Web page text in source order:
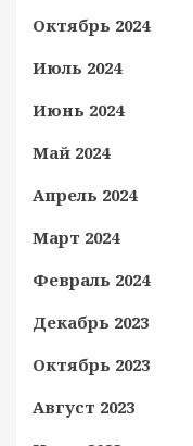
Октябрь 2024
Июль 2024
Июнь 2024
Май 2024
Апрель 2024
Март 2024
Февраль 2024
Декабрь 2023
Октябрь 2023
Август 2023